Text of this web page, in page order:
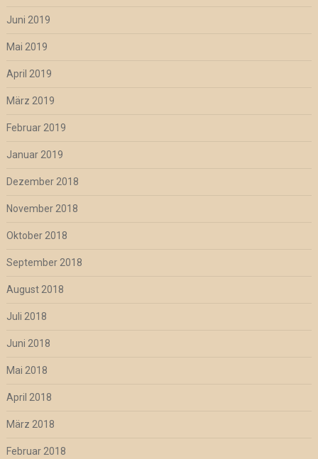
Juni 2019
Mai 2019
April 2019
März 2019
Februar 2019
Januar 2019
Dezember 2018
November 2018
Oktober 2018
September 2018
August 2018
Juli 2018
Juni 2018
Mai 2018
April 2018
März 2018
Februar 2018